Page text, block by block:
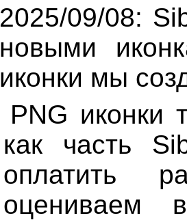
2025/09/08:
новыми
иконки мы
PNG иконки
как часть
оплатить
оцениваем